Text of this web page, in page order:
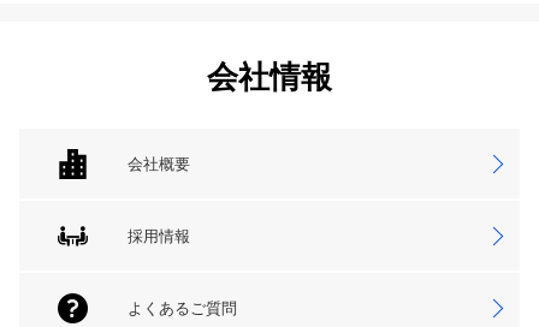
会社情報
会社概要
採用情報
よくあるご質問